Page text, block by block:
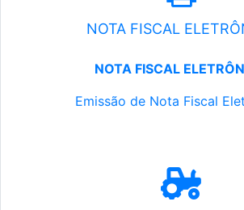
NOTA FISCAL
NOTA FISCAL
Emissão de Nota Fiscal